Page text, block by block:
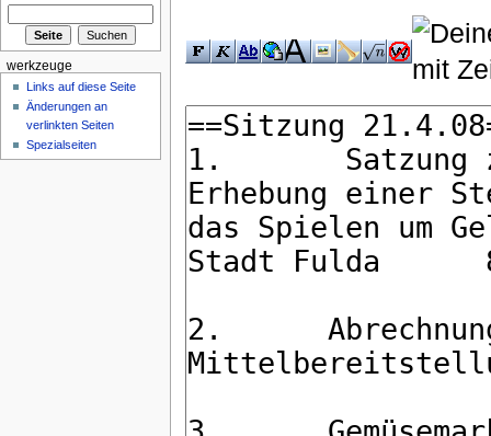
werkzeuge
Links auf diese Seite
Änderungen an
verlinkten Seiten
Spezialseiten